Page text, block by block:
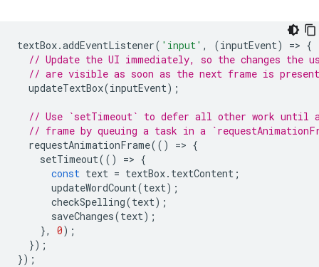
textBox.addEventListener( 'input' , (inputEvent) => {
// Update the UI immediately, so the changes the
// are visible as soon as the next frame is
updateTextBox(inputEvent);
// Use `setTimeout` to defer all other work until
// frame by queuing a task in a
requestAnimationFrame(() => {
setTimeout(() => {
const text = textBox. textContent ;
updateWordCount(text);
checkSpelling(text);
saveChanges(text);
},
0);
});
});